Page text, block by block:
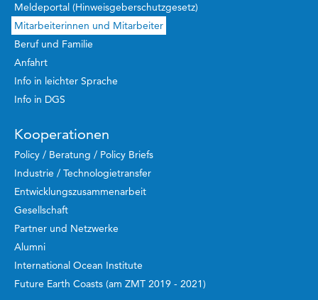
Meldeportal (Hinweisgeberschutzgesetz)
Mitarbeiterinnen und Mitarbeiter
Beruf und Familie
Anfahrt
Info in leichter Sprache
Info in DGS
Kooperationen
Policy / Beratung / Policy Briefs
Industrie / Technologietransfer
Entwicklungszusammenarbeit
Gesellschaft
Partner und Netzwerke
Alumni
International Ocean Institute
Future Earth Coasts (am ZMT 2019 - 2021)